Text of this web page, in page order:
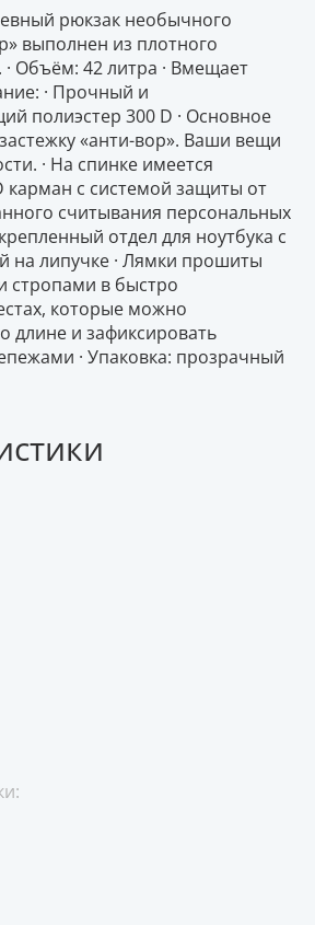
рюкзак необычного
выполнен из плотного
· Объём: 42 литра · Вмещает
· Прочный и
полиэстер 300 D · Основное
«анти-вор». Ваши вещи
· На спинке имеется
карман с системой защиты от
считывания персональных
отдел для ноутбука с
на липучке · Лямки прошиты
стропами в быстро
которые можно
длине и зафиксировать
· Упаковка: прозрачный